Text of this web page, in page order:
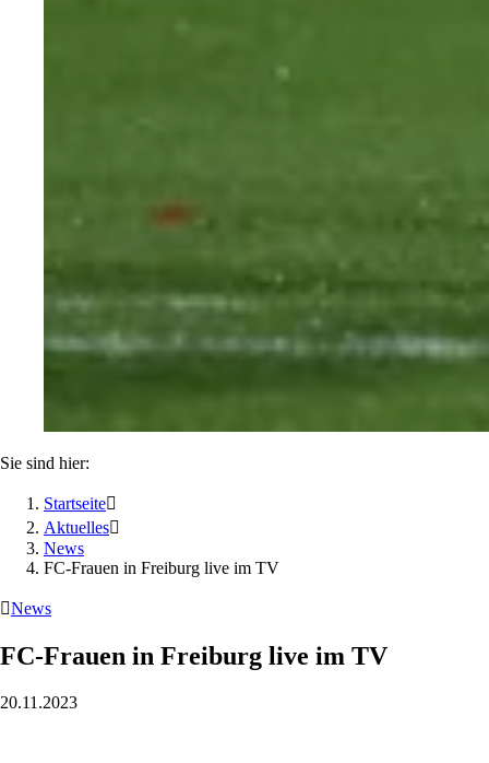
Sie sind hier:
Startseite
Aktuelles
News
FC-Frauen in Freiburg live im TV
News
FC-Frauen in Freiburg live im TV
20.11.2023